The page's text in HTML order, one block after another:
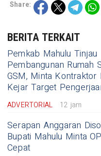
Share:
BERITA TERKAIT
Pemkab Mahulu Tinjau
Pembangunan Rumah
GSM, Minta Kontraktor
Kejar Target
ADVERTORIAL 12 jam
Serapan Anggaran
Bupati Mahulu Minta
Cepat